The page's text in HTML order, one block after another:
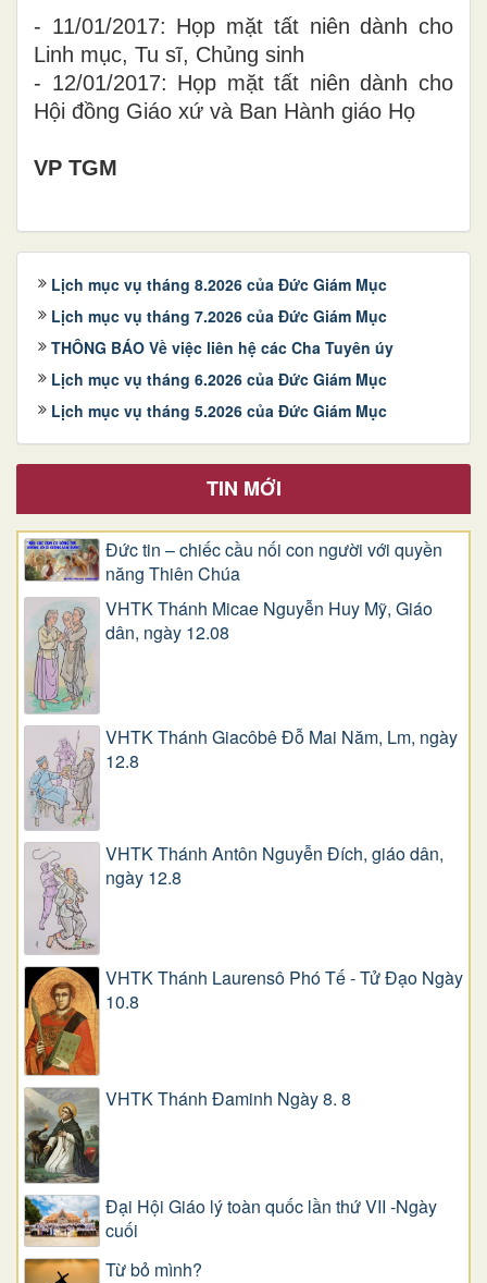
- 11/01/2017: Họp mặt tất niên dành cho
Linh mục, Tu sĩ, Chủng sinh
- 12/01/2017: Họp mặt tất niên dành cho
Hội đồng Giáo xứ và Ban Hành giáo Họ
VP TGM
Lịch mục vụ tháng 8.2026 của Đức Giám Mục
Lịch mục vụ tháng 7.2026 của Đức Giám Mục
THÔNG BÁO Về việc liên hệ các Cha Tuyên úy
Lịch mục vụ tháng 6.2026 của Đức Giám Mục
Lịch mục vụ tháng 5.2026 của Đức Giám Mục
TIN MỚI
Đức tin – chiếc cầu nối con người với quyền
năng Thiên Chúa
VHTK Thánh Micae Nguyễn Huy Mỹ, Giáo
dân, ngày 12.08
VHTK Thánh Giacôbê Ðỗ Mai Năm, Lm, ngày
12.8
VHTK Thánh Antôn Nguyễn Ðích, giáo dân,
ngày 12.8
VHTK Thánh Laurensô Phó Tế - Tử Đạo Ngày
10.8
VHTK Thánh Đaminh Ngày 8. 8
Đại Hội Giáo lý toàn quốc lần thứ VII -Ngày
cuối
Từ bỏ mình?